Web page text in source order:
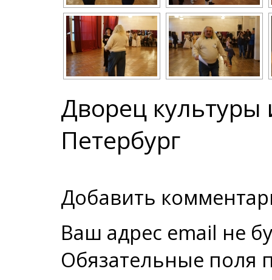
Дворец
Петербург
Добавить
Ваш адрес email не
Обязательные поля